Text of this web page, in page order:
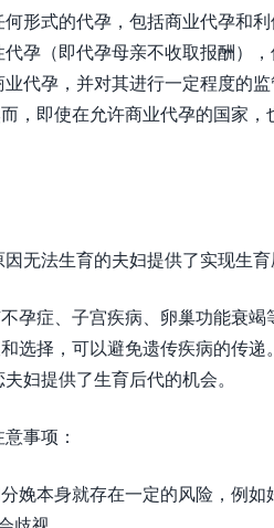
形式的代孕，包括商业代孕和
孕（即代孕母亲不收取报酬）
代孕，并对其进行一定程度的
而，即使在允许商业代孕的国家
无法生育的夫妇提供了实现生
孕症、子宫疾病、卵巢功能衰竭
选择，可以避免遗传疾病的传递。
妇提供了生育后代的机会。
事项：
娩本身就存在一定的风险，例